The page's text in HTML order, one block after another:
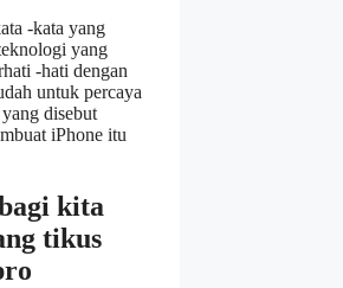
-kata yang
yang
-hati dengan
untuk percaya
disebut
iPhone itu
kita
tikus